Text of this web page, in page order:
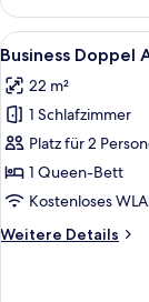
Plus
Doppel
Zimmer,
Alle
Fotos
für
Business
Doppel
Apartment
(Long
anzeigen
6
Business Doppel
22 m²
1 Schlafzimmer
Platz für 2
1 Queen-Bett
Kostenloses
Weitere Details
Weitere